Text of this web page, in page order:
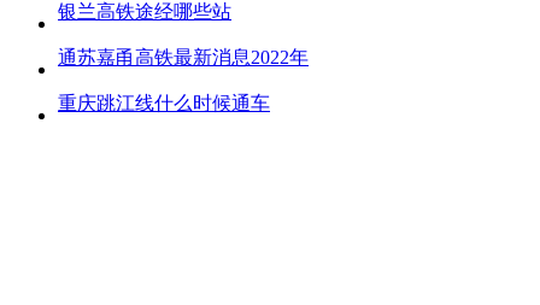
银兰高铁途经哪些站
通苏嘉甬高铁最新消息2022年
重庆跳江线什么时候通车